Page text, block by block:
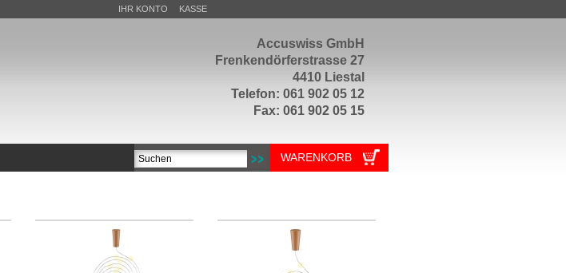
Accuswiss GmbH
Frenkendörferstrasse 27
4410 Liestal
Telefon: 061 902 05 12
Fax: 061 902 05 15
IHR KONTO KASSE
WARENKORB